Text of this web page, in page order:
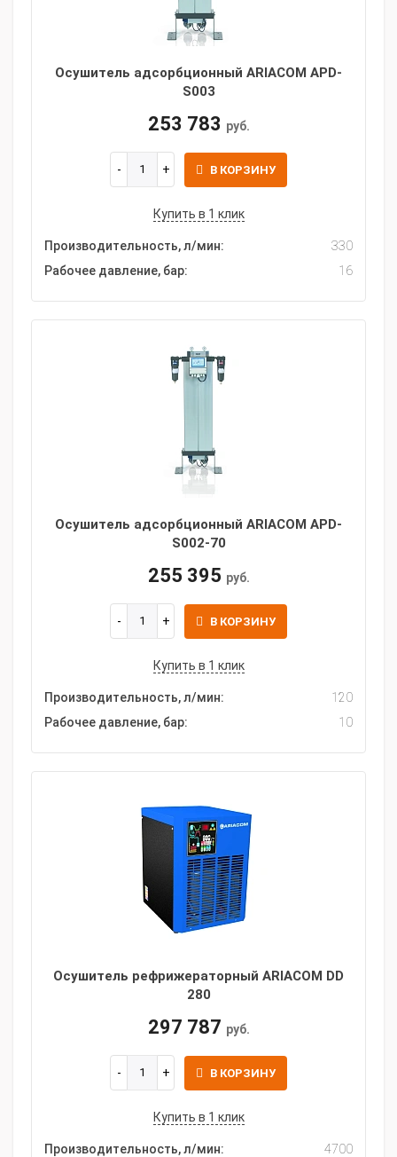
Осушитель адсорбционный ARIACOM APD-
S003
253 783 руб.
В КОРЗИНУ
Купить в 1 клик
Производительность, л/мин:
330
Рабочее давление, бар:
16
Осушитель адсорбционный ARIACOM APD-
S002-70
255 395 руб.
В КОРЗИНУ
Купить в 1 клик
Производительность, л/мин:
120
Рабочее давление, бар:
10
Осушитель рефрижераторный ARIACOM DD
280
297 787 руб.
В КОРЗИНУ
Купить в 1 клик
Производительность, л/мин:
4700